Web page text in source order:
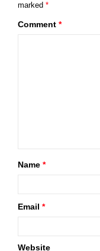
marked *
Comment *
Name *
Email *
Website